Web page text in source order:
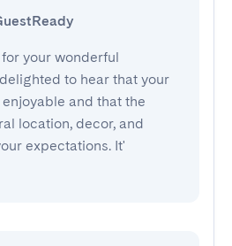
for your wonderful
to hear that your
and that the
location, decor, and
expectations. It'